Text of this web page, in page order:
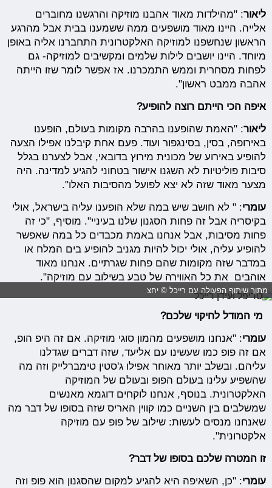
ליאור: "מהילדות מאוד אהבנו מוזיקה והרגשנו מחוברים
אלייה. היינו מאוד מושפעים ממה ששמענו בבית אבל מהרגע
הראשון שנחשפנו למוזיקה האלקטרונית התחברנו אליה באופן
מיוחד. היינו יושבים לילות שלמים ומקשיבים למוזיקה- גם
לפחות מסחרית וממש התמכרנו. אז אפשר לומר שזו הייתה
אהבה ממבט ראשון".
איפה הכי הייתם רוצה להופיע?
ליאור: "האמת שהופענו בהרבה מקומות בעולם, הופענו
באירופה, בסין, בסינגפור ועוד. פעם אחת קיבלנו אפילו הצעה
להופיע באירוע של מכונית מירוץ בדובאי, אבל לצערנו בגלל
סיבות פוליטיות לא השגנו אישור בטחוני להגיע למדינה. היה
מצער מאוד שזה לא יצא לפועל מהסיבות האלו".
עומרי: " לא חושב שיש במה שלא הופענו עליה בישראל, אולי
בקיסריה אבל זה פחות הסגנון שלנו בעיניי". מוסיף, "כי זה
פחות מסיבות, אבל אנחנו באמת מכבדים כל במה שאפשר
להופיע עליה, אולי יכול להיות מגניב להופיע בים המלח או
במדבר שזה מקומות שהם פחות שגרתיים. אנחנו מאוד
אוהבים את כל האווירה של טבע בשילוב עם מוזיקה".
מתוך שיתוף הפעולה עם רייכל © יחצ
מי המודל לחיקוי שלכם?
עומרי: "אנחנו מושפעים מהמון סוגי מוזיקה. אם זה היפ הופ,
אם זה פופ כמו שעשינו עם אליעד, שזה דברים שגדלנו
עליהם. ובשלב יותר מאוחר אפילו ג'סטין טימברלייק וזה מה
שהשפיע עלינו בעולם הפופ ובעולם של המוזיקה
האלקטרונית. בנוסף, אנחנו לוקחים דוגמא מאנשים
שמשלבים בין השניים כמו קווין האריס שזה בסופו של דבר מה
שאנחנו מנסים לעשות: שילוב של פופ עם מוזיקה
אלקטרונית".
זו המטרה שלכם בסופו של דבר?
עומרי: "כן, השאיפה היא להגיע למקום שהסגנון הוא פופ וזה